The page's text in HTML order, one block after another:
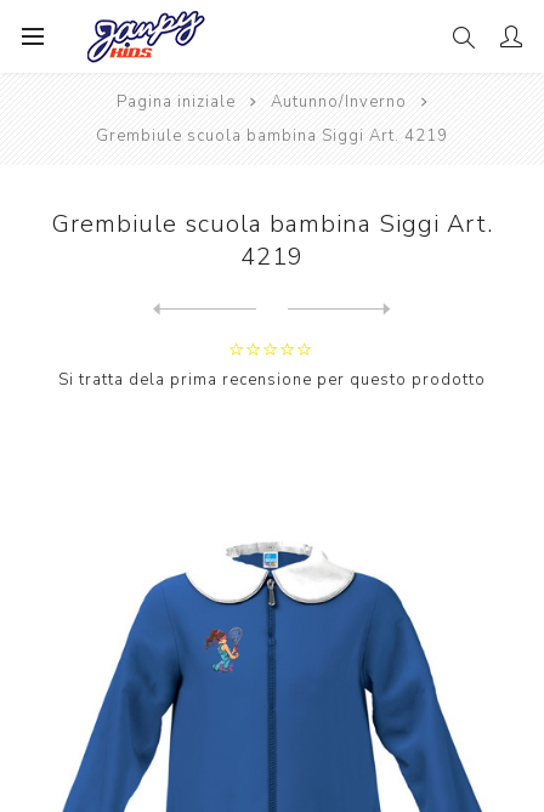
Pagina iniziale
Autunno/Inverno
Grembiule scuola bambina Siggi Art. 4219
Grembiule scuola bambina Siggi Art.
4219
Si tratta dela prima recensione per questo prodotto